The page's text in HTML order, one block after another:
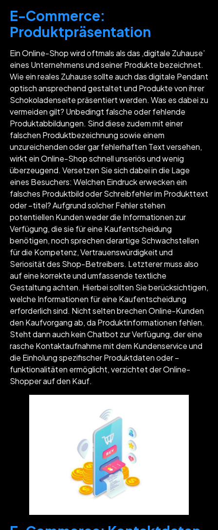
E-Commerce:
Produktpräsentation
Ein Online-Shop wird oftmals als das ‚digitale Zuhause’
eines Unternehmens und seiner Produkte bezeichnet.
Wie ein reales Zuhause sollte auch das digitale Pendant
optisch ansprechend gestaltet und Produkte von ihrer
Schokoladenseite präsentiert werden. Was es dabei zu
vermeiden gilt? Unbedingt falsche oder fehlende
Produktabbildungen. Sind diese zudem mit einer
falschen Produktbezeichnung sowie einem
unzureichenden oder gar fehlerhaften Text versehen,
wirkt ein Online-Shop schnell unseriös und wenig
überzeugend. Versetzen Sie sich dabei in die Lage
eines Besuchers: Welchen Eindruck erwecken ein
falsches Produktbild oder Schreibfehler im Produkttext
oder –titel? Aufgrund solcher Fehler stehen
potentiellen Kunden weder die Informationen zur
Verfügung, die sie für eine Kaufentscheidung
benötigen, noch sprechen derartige Schwachstellen
für die Kompetenz, Vertrauenswürdigkeit und
Seriosität des Shop-Betreibers. Letzterer muss also
auf eine korrekte und umfassende textliche
Gestaltung achten. Hierbei sollten Sie berücksichtigen,
welche Informationen für eine Kaufentscheidung
erforderlich sind. Nicht selten brechen Online-Kunden
den Kaufvorgang ab, da Produktinformationen fehlen.
Steht dann auch kein Chatbot zur Verfügung, der eine
rasche Kontaktaufnahme mit dem Kundenservice und
die Einholung spezifischer Produktdaten oder –
funktionalitäten ermöglicht, verzichtet der Online-
Shopper auf den Kauf.